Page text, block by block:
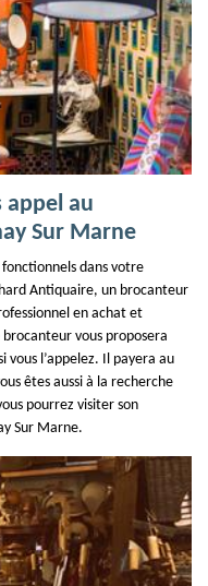
appel au
Sur Marne
fonctionnels dans votre
Antiquaire, un brocanteur
en achat et
brocanteur vous proposera
vous l’appelez. Il payera au
êtes aussi à la recherche
pourrez visiter son
Sur Marne.